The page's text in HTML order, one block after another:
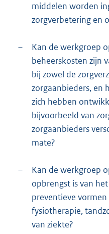
middelen worden
zorgverbetering en
–
Kan de werkgroep
beheerskosten zijn
bij zowel de
zorgaanbieders, en
zich hebben
bijvoorbeeld van
zorgaanbieders
mate?
–
Kan de werkgroep
opbrengst is van
preventieve vormen
fysiotherapie,
van ziekte?